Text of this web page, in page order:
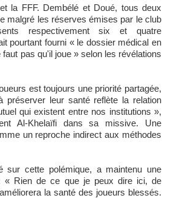
la FFF. Dembélé et Doué, tous deux
malgré les réserves émises par le club
respectivement six et quatre
pourtant fourni « le dossier médical en
pas qu'il joue » selon les révélations
est toujours une priorité partagée,
préserver leur santé reflète la relation
qui existent entre nos institutions »,
Al-Khelaïfi dans sa missive. Une
un reproche indirect aux méthodes
sur cette polémique, a maintenu une
« Rien de ce que je peux dire ici, de
la santé des joueurs blessés.